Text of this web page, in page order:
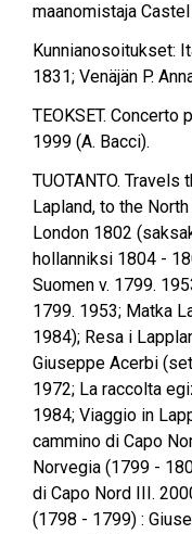
maanomistaja
Kunnianosoitukset:
1831; Venäjän P.
TEOKSET.
1999 (A. Bacci).
TUOTANTO. Travels
Lapland, to the
London 1802
hollanniksi 1804 -
Suomen v. 1799.
1799. 1953; Matka
1984); Resa i
Giuseppe Acerbi
1972; La raccolta
1984; Viaggio in
cammino di Capo
Norvegia (1799 -
di Capo Nord III.
(1798 - 1799) :